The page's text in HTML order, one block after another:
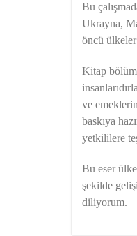
Bu
Ukrayna,
öncü
Kitap
ve
baskıya
yetkililere
Bu eser
şekilde
diliyorum.